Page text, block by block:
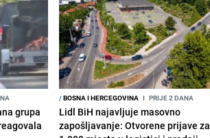
grupa
/BOSNA I HERCEGOVINA I PRIJE 2 DANA
Lidl BiH najavljuje masovno
zapošljavanje: Otvorene prijave za